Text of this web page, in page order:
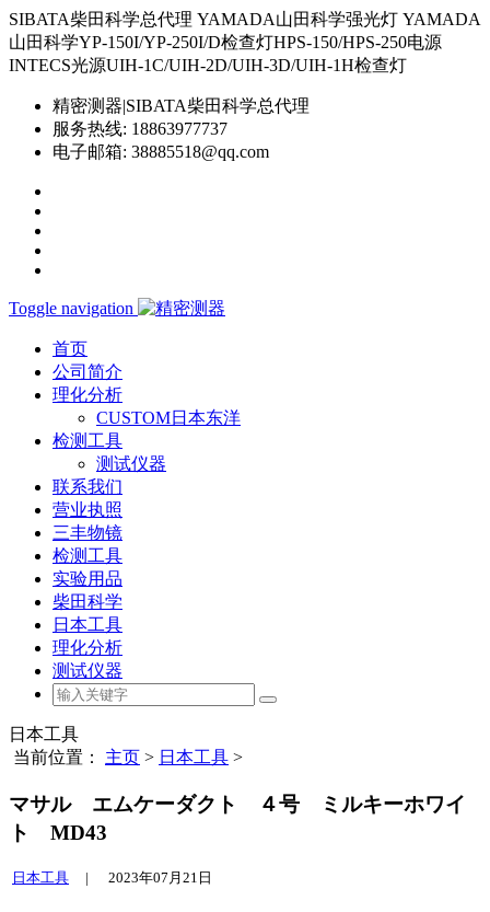
SIBATA柴田科学总代理 YAMADA山田科学强光灯 YAMADA
山田科学YP-150I/YP-250I/D检查灯HPS-150/HPS-250电源
INTECS光源UIH-1C/UIH-2D/UIH-3D/UIH-1H检查灯
精密测器|SIBATA柴田科学总代理
服务热线: 18863977737
电子邮箱: 38885518@qq.com
Toggle navigation
首页
公司简介
理化分析
CUSTOM日本东洋
检测工具
测试仪器
联系我们
营业执照
三丰物镜
检测工具
实验用品
柴田科学
日本工具
理化分析
测试仪器
日本工具
当前位置： 主页 > 日本工具 >
マサル エムケーダクト ４号 ミルキーホワイ
ト MD43
日本工具 | 2023年07月21日